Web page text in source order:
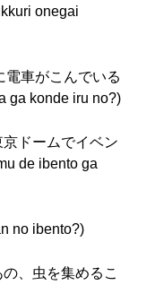
onegai
電車がこんでいる
ga konde iru no?)
ドームでイベン
de ibento ga
no ibento?)
、虫を集めるこ